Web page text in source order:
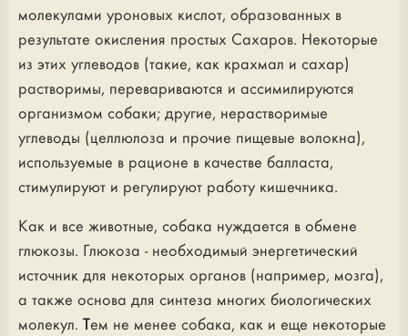
молекулами уроновых кислот, образованных в
результате окисления простых Сахаров. Некоторые
из этих углеводов (такие, как крахмал и сахар)
растворимы, перевариваются и ассимилируются
организмом собаки; другие, нерастворимые
углеводы (целлюлоза и прочие пищевые волокна),
используемые в рационе в качестве балласта,
стимулируют и регулируют работу кишечника.
Как и все животные, собака нуждается в обмене
глюкозы. Глюкоза - необходимый энергетический
источник для некоторых органов (например, мозга),
а также основа для синтеза многих биологических
молекул. Тем не менее собака, как и еще некоторые